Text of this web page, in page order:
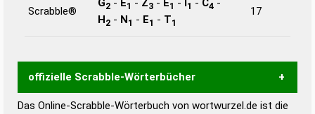
Scrabble®
G2 - E1 - Z3 - E1 - I1 - C4 -
H2 - N1 - E1 - T1
17
offizielle Scrabble-Wörterbücher
Das Online-Scrabble-Wörterbuch von wortwurzel.de ist die